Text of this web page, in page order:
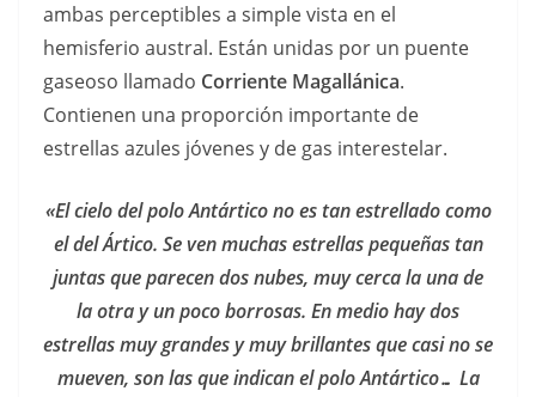
ambas perceptibles a simple vista en el
hemisferio austral. Están unidas por un puente
gaseoso llamado Corriente Magallánica.
Contienen una proporción importante de
estrellas azules jóvenes y de gas interestelar.
«El cielo del polo Antártico no es tan estrellado como
el del Ártico. Se ven muchas estrellas pequeñas tan
juntas que parecen dos nubes, muy cerca la una de
la otra y un poco borrosas. En medio hay dos
estrellas muy grandes y muy brillantes que casi no se
mueven, son las que indican el polo Antártico… La